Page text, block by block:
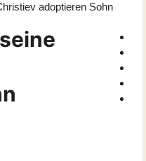
adoptieren Sohn